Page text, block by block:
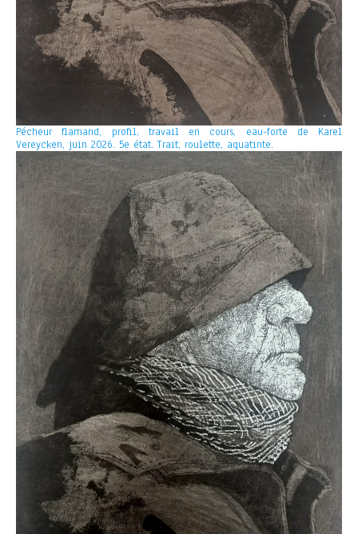
Pécheur flamand, profil, travail en cours, eau-forte de Karel
Vereycken, juin 2026. 5e état. Trait, roulette, aquatinte.